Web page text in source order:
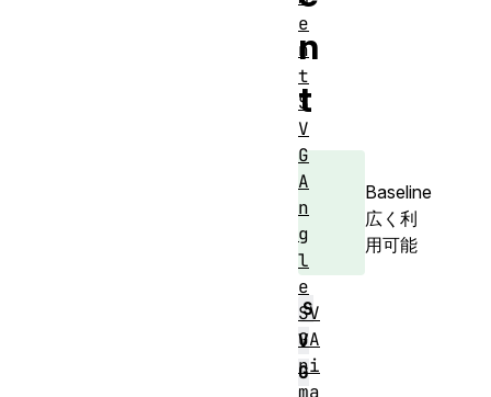
n
t
Baseline
広く利
用可能
S
V
G
e
n
t
S
V
G
A
n
g
l
e
SV
GA
ni